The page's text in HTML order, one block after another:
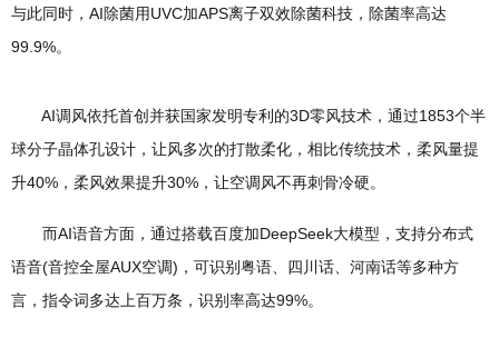
与此同时，AI除菌用UVC加APS离子双效除菌科技，除菌率高达
99.9%。
AI调风依托首创并获国家发明专利的3D零风技术，通过1853个半
球分子晶体孔设计，让风多次的打散柔化，相比传统技术，柔风量提
升40%，柔风效果提升30%，让空调风不再刺骨冷硬。
而AI语音方面，通过搭载百度加DeepSeek大模型，支持分布式
语音(音控全屋AUX空调)，可识别粤语、四川话、河南话等多种方
言，指令词多达上百万条，识别率高达99%。